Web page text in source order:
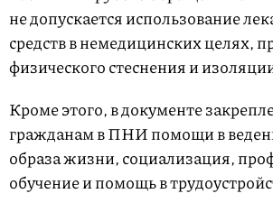
не допускается использование
средств в немедицинских целях,
физического стеснения и
Кроме этого, в документе
гражданам в ПНИ помощи в
образа жизни, социализация,
обучение и помощь в